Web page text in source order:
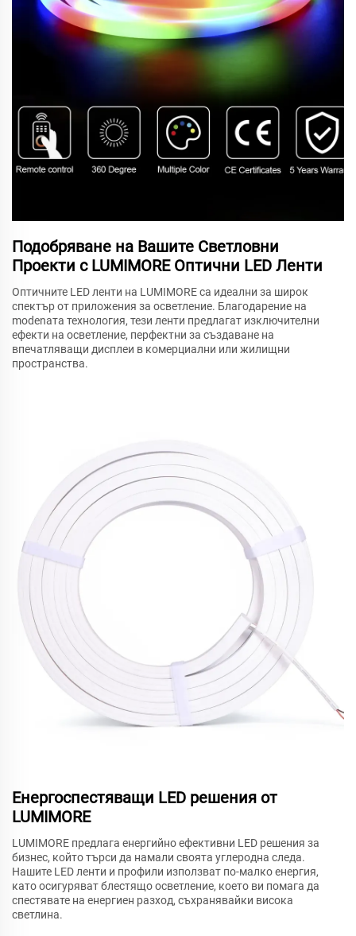
Подобряване на Вашите Светловни
Проекти с LUMIMORE Оптични LED Ленти
Оптичните LED ленти на LUMIMORE са идеални за широк
спектър от приложения за осветление. Благодарение на
modenата технология, тези ленти предлагат изключителни
ефекти на осветление, перфектни за създаване на
впечатляващи дисплеи в комерциални или жилищни
пространства.
Енергоспестяващи LED решения от
LUMIMORE
LUMIMORE предлага енергийно ефективни LED решения за
бизнес, който търси да намали своята углеродна следа.
Нашите LED ленти и профили използват по-малко енергия,
като осигуряват блестящо осветление, което ви помага да
спестявате на енергиен разход, съхранявайки висока
светлина.